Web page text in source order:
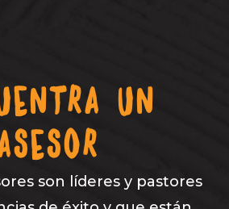
UN
son líderes y pastores